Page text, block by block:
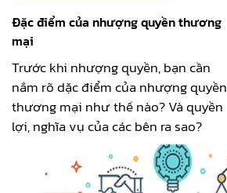
Đặc điểm của nhượng quyền thương
mại
Trước khi nhượng quyền, bạn cần
nắm rõ dặc điểm của nhượng quyền
thương mại như thế nào? Và quyền
lợi, nghĩa vụ của các bên ra sao?